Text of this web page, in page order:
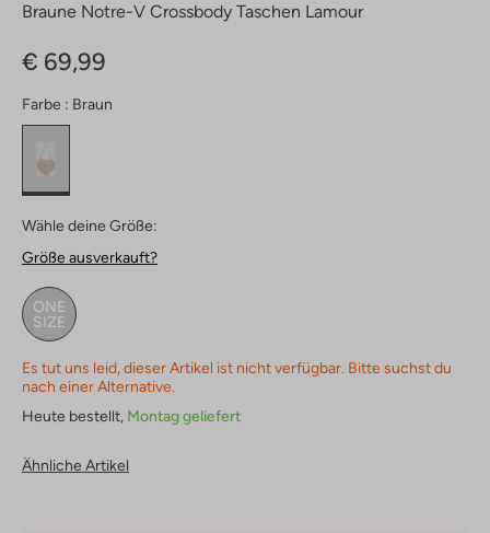
Braune Notre-V Crossbody Taschen Lamour
€ 69,99
Farbe : Braun
Wähle deine Größe:
Größe ausverkauft?
ONE
SIZE
Es tut uns leid, dieser Artikel ist nicht verfügbar. Bitte suchst du
nach einer Alternative.
Heute bestellt, Montag geliefert
Ähnliche Artikel